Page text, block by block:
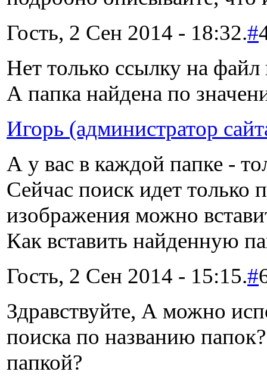
Гость, 2 Сен 2014 - 18:32.#
Нет только ссылку на файл
А папка найдена по
Игорь (администратор
А у вас в каждой папке -
Сейчас поиск идет только
изображения можно
Как вставить найденную
Гость, 2 Сен 2014 - 15:15.#
Здравствуйте, А можно
поиска по названию папок?
папкой?